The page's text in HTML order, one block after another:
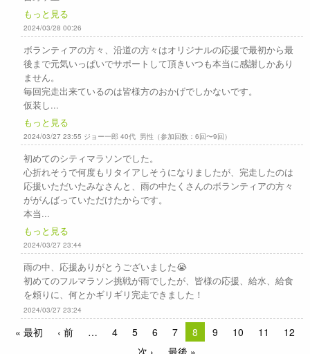
もっと見る
2024/03/28 00:26
ボランティアの方々、沿道の方々はオリジナルの応援で最初から最
後まで元気いっぱいでサポートして頂きいつも本当に感謝しかあり
ません。
毎回完走出来ているのは皆様方のおかげでしかないです。
仮装し...
もっと見る
2024/03/27 23:55 ジョー一郎 40代 男性（参加回数：6回〜9回）
初めてのシティマラソンでした。
心折れそうで何度もリタイアしそうになりましたが、完走したのは
応援いただいたみなさんと、雨の中たくさんのボランティアの方々
ががんばっていただけたからです。
本当...
もっと見る
2024/03/27 23:44
雨の中、応援ありがとうございました😭
初めてのフルマラソン挑戦が雨でしたが、皆様の応援、給水、給食
を頼りに、何とかギリギリ完走できました！
2024/03/27 23:24
« 最初 ‹ 前 4 5 6 7 8 9 10 11
12